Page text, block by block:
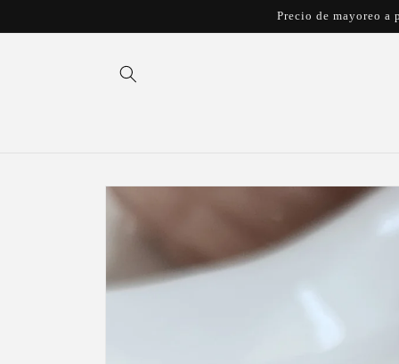
al contenido
Precio de mayoreo a
directamente
a la